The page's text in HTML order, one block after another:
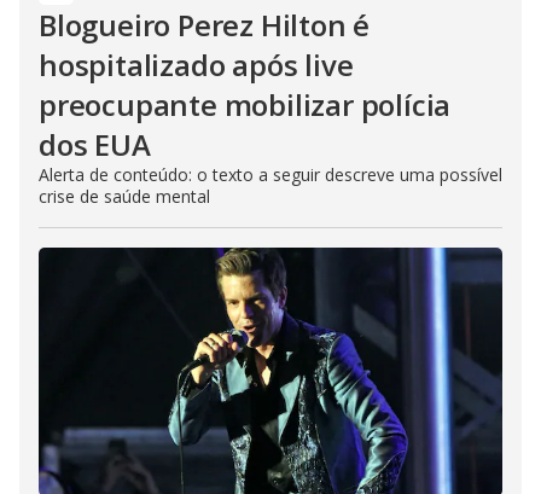
Blogueiro Perez Hilton é
hospitalizado após live
preocupante mobilizar polícia
dos EUA
Alerta de conteúdo: o texto a seguir descreve uma possível
crise de saúde mental